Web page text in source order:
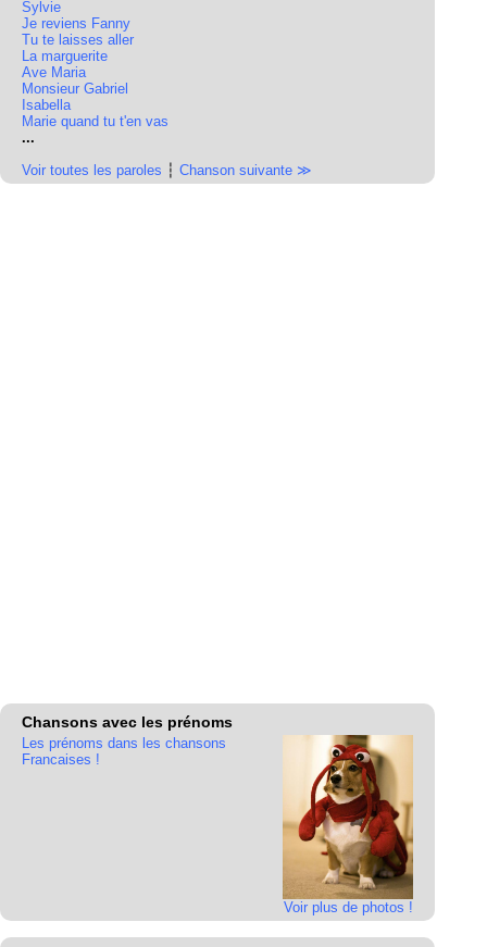
Sylvie
Je reviens Fanny
Tu te laisses aller
La marguerite
Ave Maria
Monsieur Gabriel
Isabella
Marie quand tu t'en vas
...
Voir toutes les paroles ┆ Chanson suivante ≫
Chansons avec les prénoms
Voir plus de photos !
Les prénoms dans les chansons
Francaises !